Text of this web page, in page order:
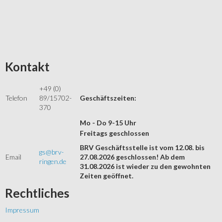
Kontakt
Telefon
+49 (0)
89/15702-
370
Geschäftszeiten:
Mo - Do 9-15 Uhr
Email
gs@brv-
ringen.de
Freitags geschlossen
BRV Geschäftsstelle ist vom 12.08. bis
27.08.2026 geschlossen! Ab dem
31.08.2026 ist wieder zu den gewohnten
Zeiten geöffnet.
Rechtliches
Impressum